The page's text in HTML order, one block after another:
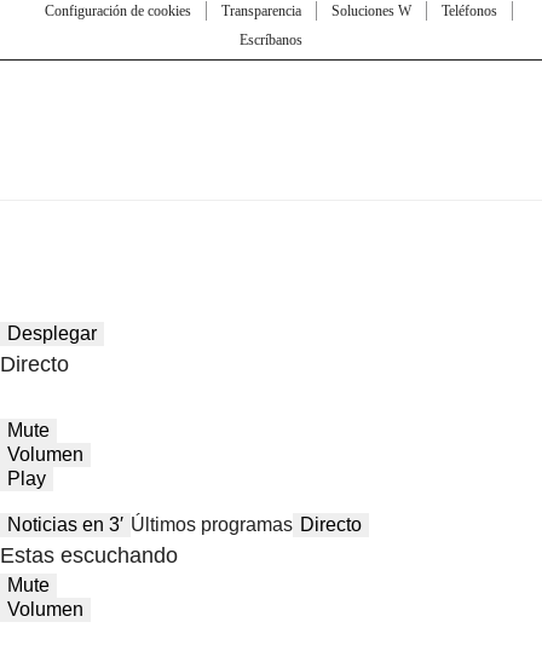
Configuración de cookies
Transparencia Soluciones W
Teléfonos
Escríbanos
Desplegar
Directo
Mute
Volumen
Play
Noticias en 3′ Últimos programas Directo
Estas escuchando
Mute
Volumen